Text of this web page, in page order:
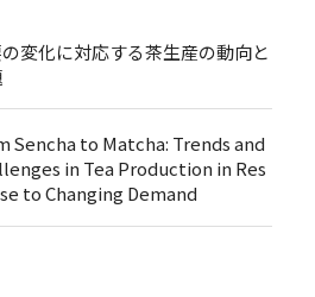
変化に対応する茶生産の動向と
Sencha to Matcha: Trends and
in Tea Production in Res
to Changing Demand